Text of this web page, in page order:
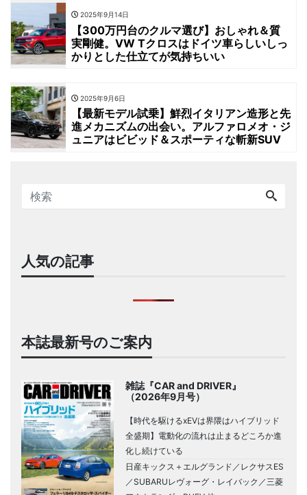
2025年9月14日
【300万円台のクルマ選び】おしゃれ＆質
実剛健。VW Tクロスはドイツ車らしいしっ
かりとした仕立てが気持ちいい
2025年9月6日
【最新モデル試乗】鮮烈イタリアン造形と先
進メカニズムの出会い。アルファロメオ・ジ
ュニアはビビッド＆スポーティな斬新SUV
人気の記事
本誌最新号のご案内
雑誌『CAR and DRIVER』
（2026年9月号）
【時代を駆けるxEVは界隈はハイブリッド
全盛期】電動化の流れは止まるどころか進
化し続けている
日産キックス＋エルグランド／レクサスES
／SUBARUレヴォーグ・レイバック／三菱